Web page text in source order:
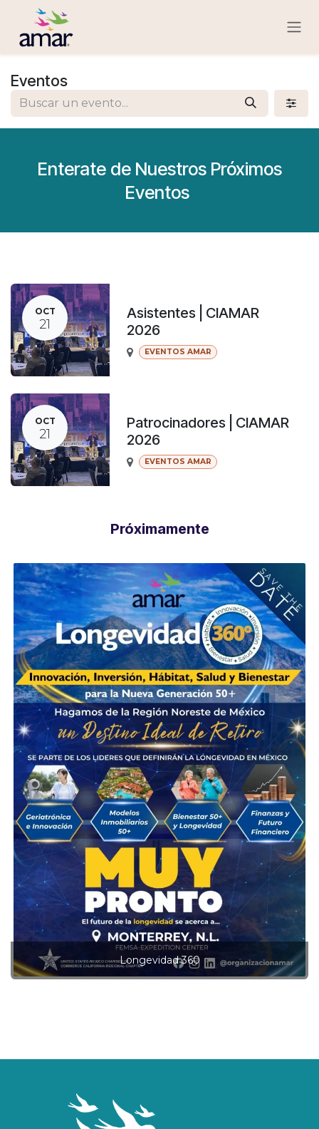
Ir al contenido
Eventos
Enterate de Nuestros Próximos
Eventos
OCT
21
Asistentes | CIAMAR
2026
EVENTOS AMAR
OCT
21
Patrocinadores | CIAMAR
2026
EVENTOS AMAR
Próximamente
Longevidad 360